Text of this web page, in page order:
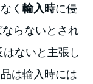
く輸入時に侵
らないとされ
ないと主張し
は輸入時には